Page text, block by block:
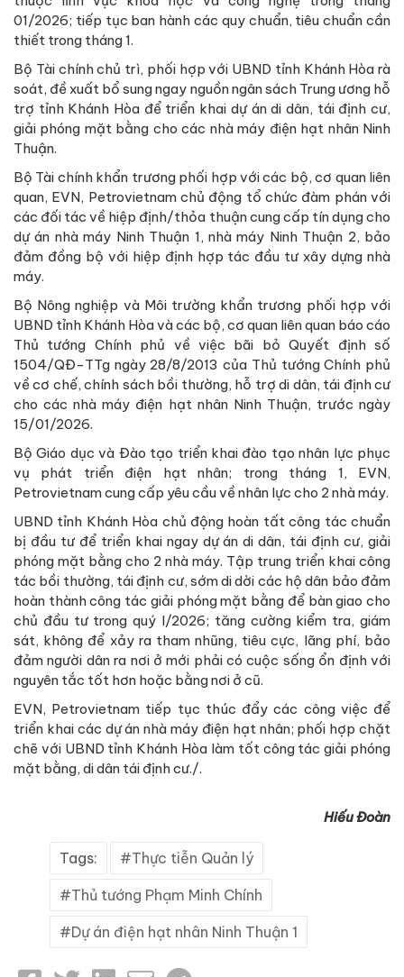
01/2026; tiếp tục ban hành các quy chuẩn, tiêu chuẩn cần
thiết trong tháng 1.
Bộ Tài chính chủ trì, phối hợp với UBND tỉnh Khánh Hòa rà
soát, đề xuất bổ sung ngay nguồn ngân sách Trung ương hỗ
trợ tỉnh Khánh Hòa để triển khai dự án di dân, tái định cư,
giải phóng mặt bằng cho các nhà máy điện hạt nhân Ninh
Thuận.
Bộ Tài chính khẩn trương phối hợp với các bộ, cơ quan liên
quan, EVN, Petrovietnam chủ động tổ chức đàm phán với
các đối tác về hiệp định/thỏa thuận cung cấp tín dụng cho
dự án nhà máy Ninh Thuận 1, nhà máy Ninh Thuận 2, bảo
đảm đồng bộ với hiệp định hợp tác đầu tư xây dựng nhà
máy.
Bộ Nông nghiệp và Môi trường khẩn trương phối hợp với
UBND tỉnh Khánh Hòa và các bộ, cơ quan liên quan báo cáo
Thủ tướng Chính phủ về việc bãi bỏ Quyết định số
1504/QĐ-TTg ngày 28/8/2013 của Thủ tướng Chính phủ
về cơ chế, chính sách bồi thường, hỗ trợ di dân, tái định cư
cho các nhà máy điện hạt nhân Ninh Thuận, trước ngày
15/01/2026.
Bộ Giáo dục và Đào tạo triển khai đào tạo nhân lực phục
vụ phát triển điện hạt nhân; trong tháng 1, EVN,
Petrovietnam cung cấp yêu cầu về nhân lực cho 2 nhà máy.
UBND tỉnh Khánh Hòa chủ động hoàn tất công tác chuẩn
bị đầu tư để triển khai ngay dự án di dân, tái định cư, giải
phóng mặt bằng cho 2 nhà máy. Tập trung triển khai công
tác bồi thường, tái định cư, sớm di dời các hộ dân bảo đảm
hoàn thành công tác giải phóng mặt bằng để bàn giao cho
chủ đầu tư trong quý I/2026; tăng cường kiểm tra, giám
sát, không để xảy ra tham nhũng, tiêu cực, lãng phí, bảo
đảm người dân ra nơi ở mới phải có cuộc sống ổn định với
nguyên tắc tốt hơn hoặc bằng nơi ở cũ.
EVN, Petrovietnam tiếp tục thúc đẩy các công việc để
triển khai các dự án nhà máy điện hạt nhân; phối hợp chặt
chẽ với UBND tỉnh Khánh Hòa làm tốt công tác giải phóng
mặt bằng, di dân tái định cư./.
Hiếu Đoàn
Tags: Thực tiễn Quản lý
Thủ tướng Phạm Minh Chính
Dự án điện hạt nhân Ninh Thuận 1